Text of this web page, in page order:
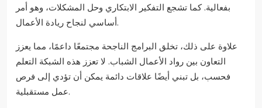
بفعالية. كما تشجع التفكير الابتكاري وحل المشكلات، وهو أمر
أساسي لنجاح ريادة الأعمال.
علاوة على ذلك، تخلق البرامج الناجحة مجتمعًا داعمًا، مما يعزز
التعاون بين رواد الأعمال الشباب. لا تعزز هذه الشبكة التعلم
فحسب، بل تبني أيضًا علاقات دائمة يمكن أن تؤدي إلى فرص
عمل مستقبلية.